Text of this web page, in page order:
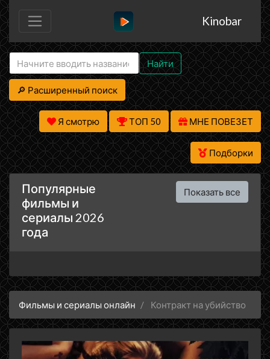
Kinobar
Найти
🔎 Расширенный поиск
Я смотрю ТОП 50 МНЕ ПОВЕЗЕТ
Подборки
Популярные
фильмы и
сериалы 2026
года
Показать все
Фильмы и сериалы онлайн Контракт на убийство